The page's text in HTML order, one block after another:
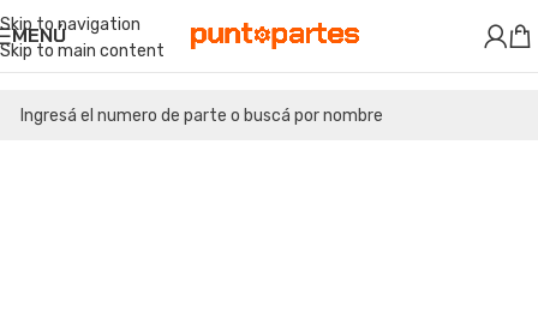
Skip to navigation
Skip to main content
MENÚ